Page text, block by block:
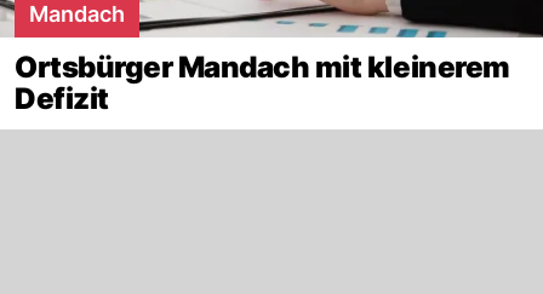
Mandach
Ortsbürger Mandach mit kleinerem
Defizit